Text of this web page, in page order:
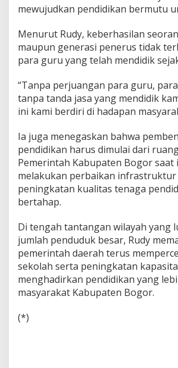
mewujudkan pendidikan bermutu
Menurut Rudy, keberhasilan
maupun generasi penerus tidak
para guru yang telah mendidik
“Tanpa perjuangan para guru,
tanpa tanda jasa yang mendidik
ini kami berdiri di hadapan
Ia juga menegaskan bahwa
pendidikan harus dimulai dari
Pemerintah Kabupaten Bogor saat
melakukan perbaikan infrastruktur
peningkatan kualitas tenaga
bertahap.
Di tengah tantangan wilayah yang
jumlah penduduk besar, Rudy
pemerintah daerah terus
sekolah serta peningkatan
menghadirkan pendidikan yang
masyarakat Kabupaten Bogor.
(*)